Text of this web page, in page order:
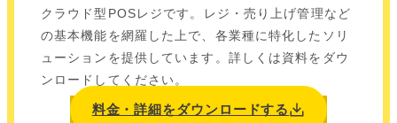
クラウド型POSレジです。レジ・売り上げ管理など
の基本機能を網羅した上で、各業種に特化したソリ
ューションを提供しています。詳しくは資料をダウ
ンロードしてください。
料金・詳細をダウンロードする